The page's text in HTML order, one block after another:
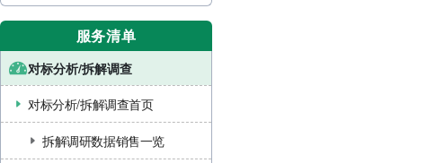
服务清单
对标分析/拆解调查
对标分析/拆解调查首页
拆解调研数据销售一览